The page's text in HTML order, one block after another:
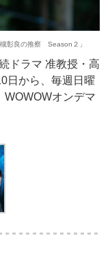
槻彰良の推察 Season２」
ドラマ 准教授・高
日から、毎週日曜
WOWOWオンデマ